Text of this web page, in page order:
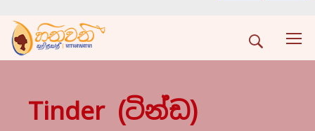
Tinder (ටින්ඩ)